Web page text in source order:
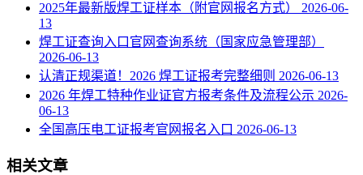
2025年最新版焊工证样本（附官网报名方式） 2026-06-
13
焊工证查询入口官网查询系统（国家应急管理部）
2026-06-13
认清正规渠道！2026 焊工证报考完整细则 2026-06-13
2026 年焊工特种作业证官方报考条件及流程公示 2026-
06-13
全国高压电工证报考官网报名入口 2026-06-13
相关文章